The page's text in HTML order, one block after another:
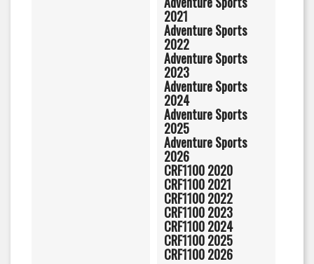
2021
Adventure Sports
2022
Adventure Sports
2023
Adventure Sports
2024
Adventure Sports
2025
Adventure Sports
2026
CRF1100 2020
CRF1100 2021
CRF1100 2022
CRF1100 2023
CRF1100 2024
CRF1100 2025
CRF1100 2026